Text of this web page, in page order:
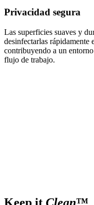
Privacidad segura
Las superficies suaves y
desinfectarlas rápidamente
contribuyendo a un
flujo de trabajo.
Keep it Clean™